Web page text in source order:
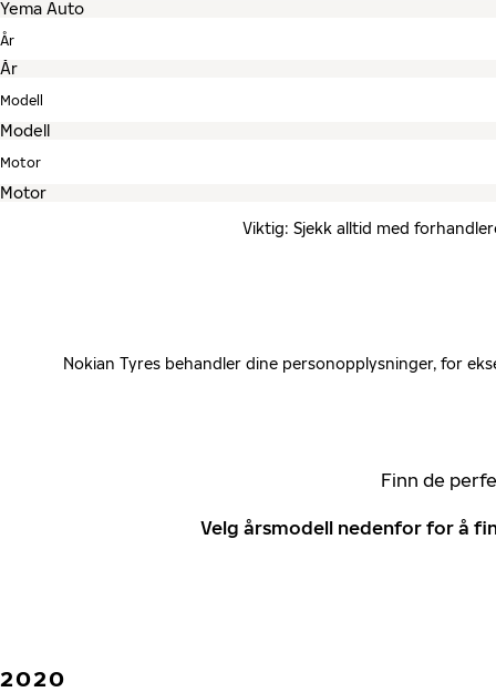
År
Modell
Motor
Viktig: Sjekk alltid med
Nokian Tyres behandler dine personopplysninger, for
Finn de
Velg årsmodell nedenfor for å
2020